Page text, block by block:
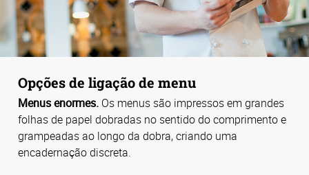
Opções de ligação de menu
Menus enormes. Os menus são impressos em grandes
folhas de papel dobradas no sentido do comprimento e
grampeadas ao longo da dobra, criando uma
encadernação discreta.